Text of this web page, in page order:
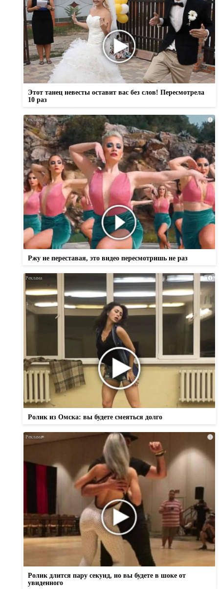
Этот танец невесты оставит вас без слов! Пересмотрела
10 раз
i
Ржу не переставая, это видео пересмотришь не раз
i
Ролик из Омска: вы будете смеяться долго
i
Ролик длится пару секунд, но вы будете в шоке от
увиденного